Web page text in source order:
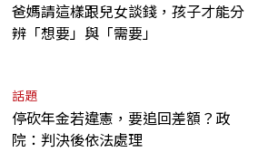
爸媽請這樣跟兒女談錢，孩子才能分
辨「想要」與「需要」
話題
停砍年金若違憲，要追回差額？政
院：判決後依法處理